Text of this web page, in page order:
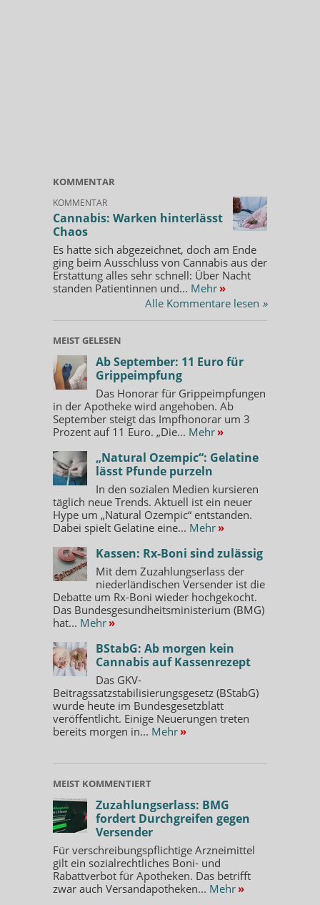
KOMMENTAR
KOMMENTAR
Cannabis: Warken hinterlässt
Chaos
Es hatte sich abgezeichnet, doch am Ende
ging beim Ausschluss von Cannabis aus der
Erstattung alles sehr schnell: Über Nacht
standen Patientinnen und... Mehr »
Alle Kommentare lesen »
MEIST GELESEN
Ab September: 11 Euro für
Grippeimpfung
Das Honorar für Grippeimpfungen
in der Apotheke wird angehoben. Ab
September steigt das Impfhonorar um 3
Prozent auf 11 Euro. „Die... Mehr »
„Natural Ozempic“: Gelatine
lässt Pfunde purzeln
In den sozialen Medien kursieren
täglich neue Trends. Aktuell ist ein neuer
Hype um „Natural Ozempic“ entstanden.
Dabei spielt Gelatine eine... Mehr »
Kassen: Rx-Boni sind zulässig
Mit dem Zuzahlungserlass der
niederländischen Versender ist die
Debatte um Rx-Boni wieder hochgekocht.
Das Bundesgesundheitsministerium (BMG)
hat... Mehr »
BStabG: Ab morgen kein
Cannabis auf Kassenrezept
Das GKV-
Beitragssatzstabilisierungsgesetz (BStabG)
wurde heute im Bundesgesetzblatt
veröffentlicht. Einige Neuerungen treten
bereits morgen in... Mehr »
MEIST KOMMENTIERT
Zuzahlungserlass: BMG
fordert Durchgreifen gegen
Versender
Für verschreibungspflichtige Arzneimittel
gilt ein sozialrechtliches Boni- und
Rabattverbot für Apotheken. Das betrifft
zwar auch Versandapotheken... Mehr »